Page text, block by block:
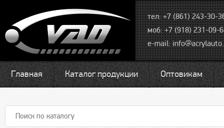
тел: +7 (861) 243-30-
моб: +7 (918) 231-09-
e-mail:
Главная Каталог продукции Оптовикам